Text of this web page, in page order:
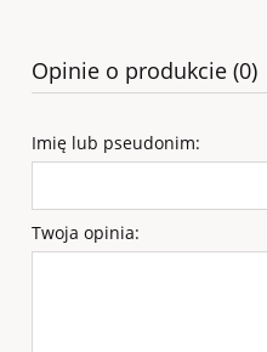
Opinie o produkcie (0)
Imię lub pseudonim:
Twoja opinia: